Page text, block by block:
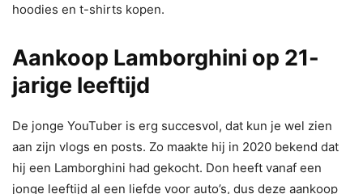
hoodies en t-shirts kopen.
Aankoop Lamborghini op 21-
jarige leeftijd
De jonge YouTuber is erg succesvol, dat kun je wel zien
aan zijn vlogs en posts. Zo maakte hij in 2020 bekend dat
hij een Lamborghini had gekocht. Don heeft vanaf een
jonge leeftijd al een liefde voor auto’s, dus deze aankoop